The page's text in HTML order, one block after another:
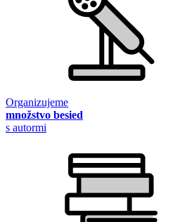
Organizujeme
množstvo besied
s autormi